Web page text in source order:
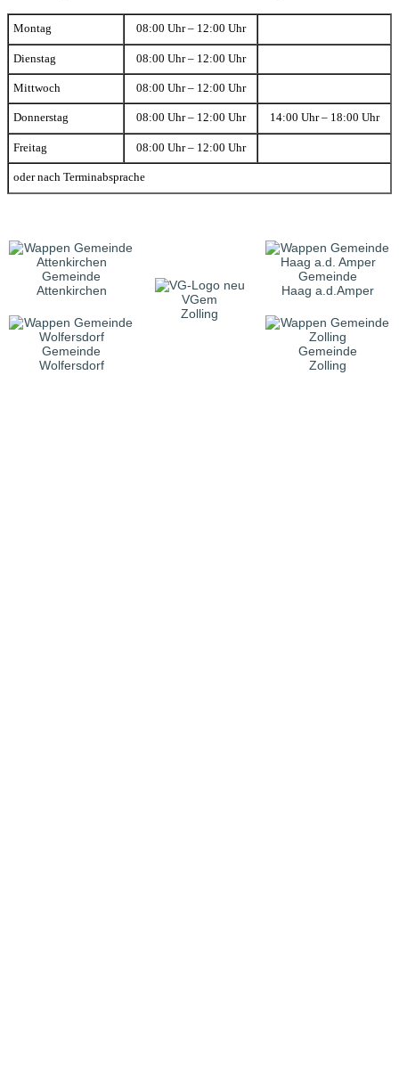
Montag 08:00 Uhr – 12:00 Uhr
Dienstag 08:00 Uhr – 12:00 Uhr
Mittwoch 08:00 Uhr – 12:00 Uhr
Donnerstag 08:00 Uhr – 12:00 Uhr 14:00 Uhr – 18:00 Uhr
Freitag 08:00 Uhr – 12:00 Uhr
oder nach Terminabsprache
Gemeinde
Attenkirchen
VGem
Zolling
Gemeinde
Haag a.d.Amper
Gemeinde
Wolfersdorf
Gemeinde
Zolling